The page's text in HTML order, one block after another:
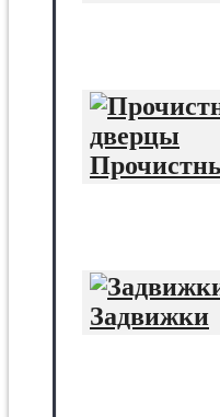
Задвижки